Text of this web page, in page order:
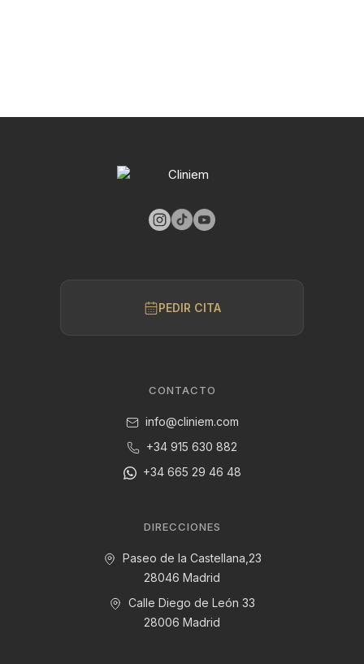
PEDIR CITA
CONTACTO
info@cliniem.com
+34 915 630 882
+34 665 29 46 48
DIRECCIONES
Paseo de la Castellana,23
28046 Madrid
Calle Diego de León 33
28006 Madrid